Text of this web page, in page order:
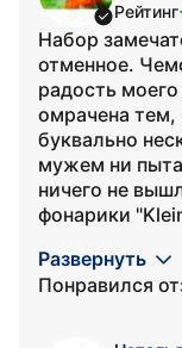
Рейтинг
Набор
отменное.
радость
омрачена тем,
буквально
мужем ни
ничего не
фонарики
Развернуть
Понравился